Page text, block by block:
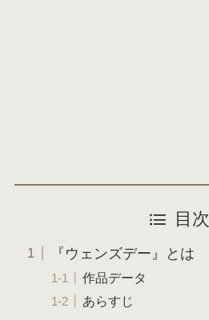
目次
『ウェンズデー』とは
作品データ
あらすじ